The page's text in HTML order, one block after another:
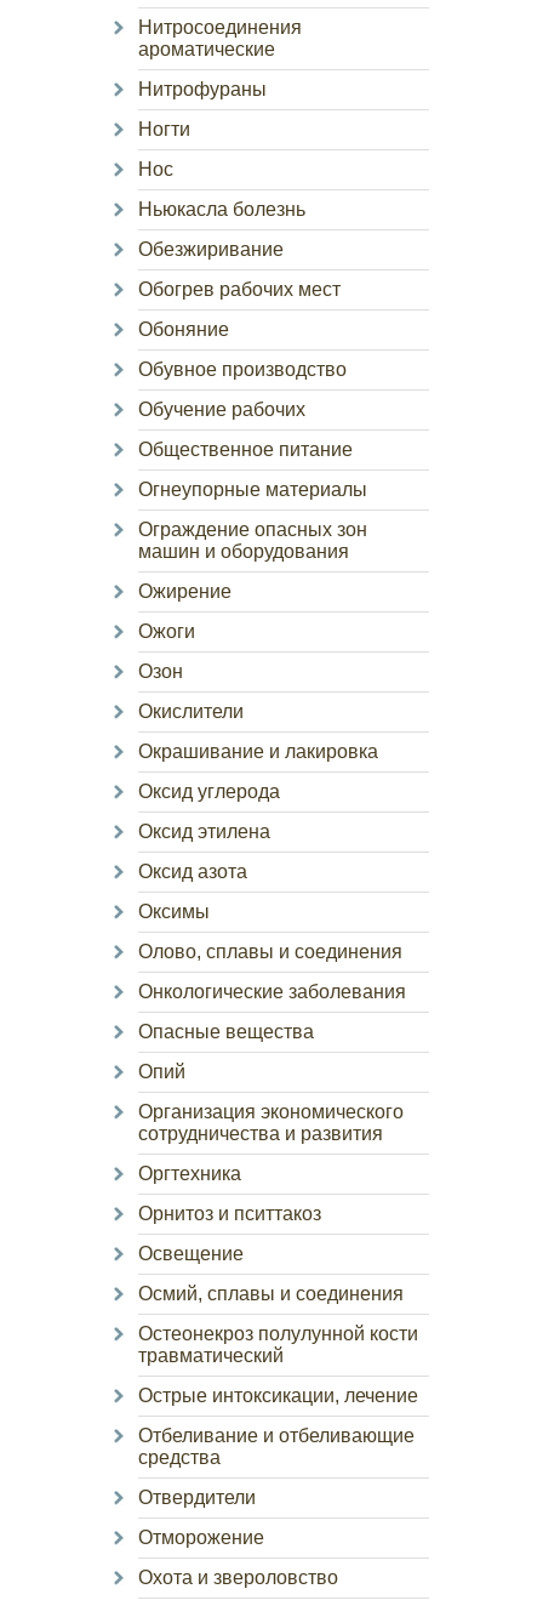
Нитросоединения
ароматические
Нитрофураны
Ногти
Нос
Ньюкасла болезнь
Обезжиривание
Обогрев рабочих мест
Обоняние
Обувное производство
Обучение рабочих
Общественное питание
Огнеупорные материалы
Ограждение опасных зон
машин и оборудования
Ожирение
Ожоги
Озон
Окислители
Окрашивание и лакировка
Оксид углерода
Оксид этилена
Оксид азота
Оксимы
Олово, сплавы и соединения
Онкологические заболевания
Опасные вещества
Опий
Организация экономического
сотрудничества и развития
Оргтехника
Орнитоз и пситтакоз
Освещение
Осмий, сплавы и соединения
Остеонекроз полулунной кости
травматический
Острые интоксикации, лечение
Отбеливание и отбеливающие
средства
Отвердители
Отморожение
Охота и звероловство